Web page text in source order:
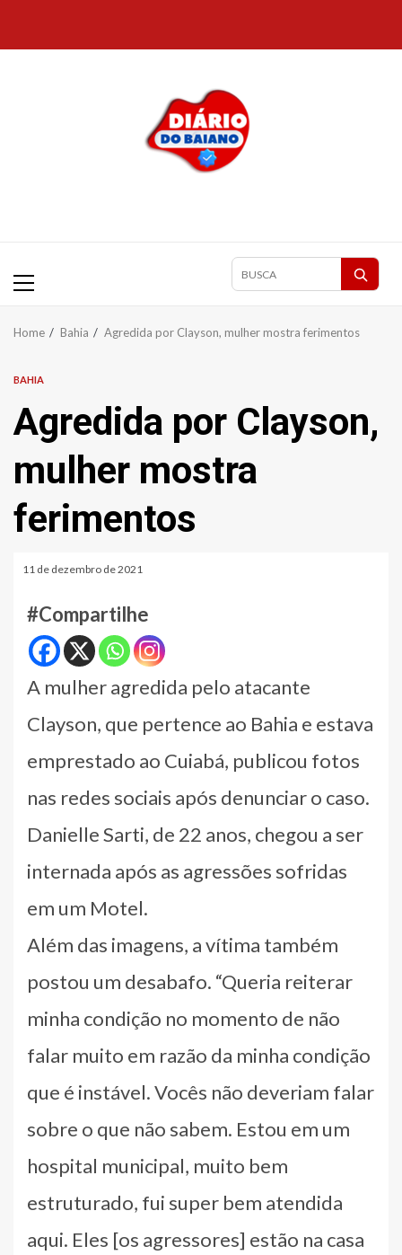
content
Primary
Pesquisar
Home Bahia Agredida por Clayson, mulher mostra ferimentos
BAHIA
Agredida por Clayson,
mulher mostra
ferimentos
11 de dezembro de 2021
#Compartilhe
A mulher agredida pelo atacante
Clayson, que pertence ao Bahia e estava
emprestado ao Cuiabá, publicou fotos
nas redes sociais após denunciar o caso.
Danielle Sarti, de 22 anos, chegou a ser
internada após as agressões sofridas
em um Motel.
Além das imagens, a vítima também
postou um desabafo. “Queria reiterar
minha condição no momento de não
falar muito em razão da minha condição
que é instável. Vocês não deveriam falar
sobre o que não sabem. Estou em um
hospital municipal, muito bem
estruturado, fui super bem atendida
aqui. Eles [os agressores] estão na casa